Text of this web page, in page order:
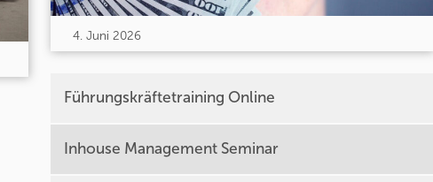
4. Juni 2026
Führungskräftetraining Online
Inhouse Management Seminar